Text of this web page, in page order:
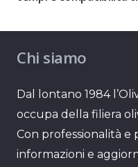
Chi siamo
Dal lontano 1984
occupa della filiera
Con professionalità
informazioni e